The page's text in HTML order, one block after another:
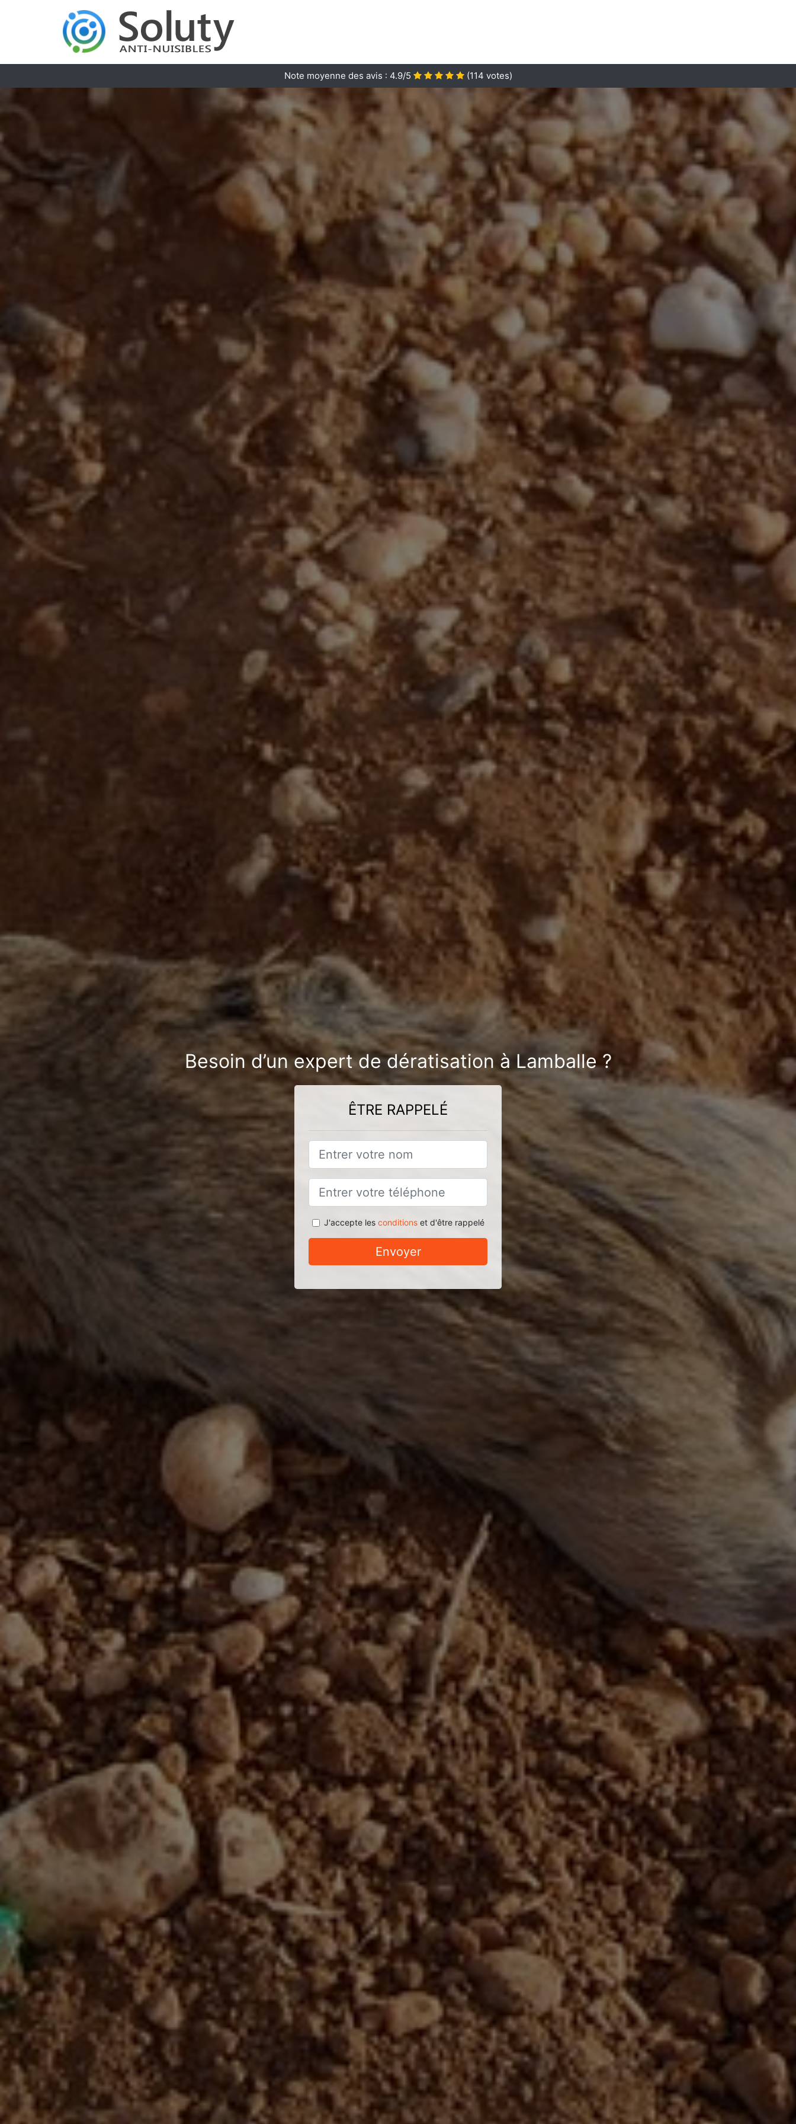
Note moyenne des avis : 4.9/5 (114 votes)
Besoin d’un expert de dératisation à Lamballe ?
ÊTRE RAPPELÉ
J'accepte les conditionset d'être rappelé
Envoyer